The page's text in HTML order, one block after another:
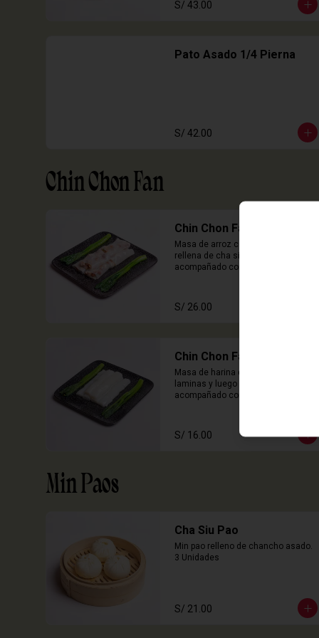
S/ 43.00
Pato Asado 1/4 Pierna
S/ 42.00
Chin Chon Fan
Chin Chon Fan Cha Siu
Masa de arroz cocida en laminas
rellena de cha siu, cebolla china
acompañado con salsa de sillao
S/ 26.00
Chin Chon Fan Solo
Masa de harina de arroz cocida en
laminas y luego enrollado,
acompañado con salsa de sillao
S/ 16.00
Min Paos
Cha Siu Pao
Min pao relleno de chancho asado.
3 Unidades
S/ 21.00